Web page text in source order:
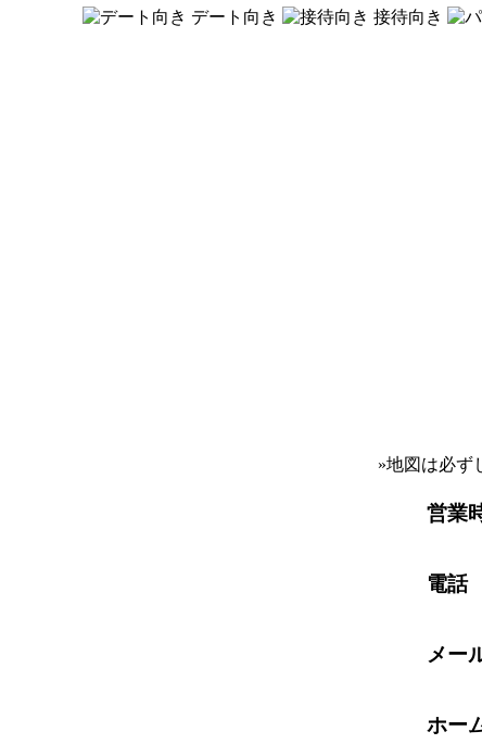
デート向き 接待向き
»地図は必ず
営業
電話
メー
ホー